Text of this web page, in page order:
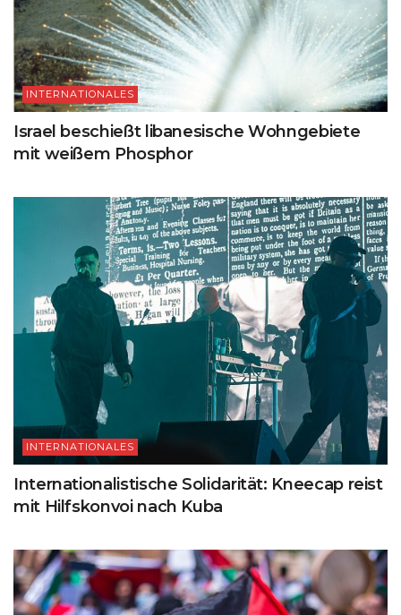
INTERNATIONALES
Israel beschießt libanesische Wohngebiete
mit weißem Phosphor
INTERNATIONALES
Internationalistische Solidarität: Kneecap reist
mit Hilfskonvoi nach Kuba